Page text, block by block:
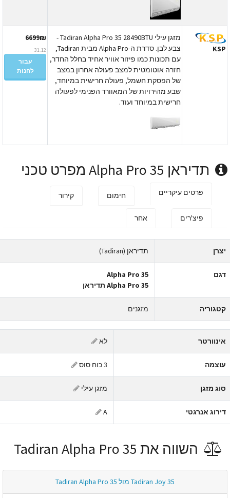
מזגן עילי Tadiran Alpha Pro 35 28490BTU -
צבע לבן. סדרת ה-Alpha Pro מבית Tadiran,
עם תכונות כמו פיזור אוויר אחיד בחלל החדר,
חזרה אוטומטית למצב פעולה אחרון במצב
של הפסקת חשמל, פעולה חרישית במיוחד,
שבע מהירויות של המאוורר הפנימי לפעולה
חרישית במיוחד ועוד.
6699₪
31.12
עבור
לחנות
תדיראן Alpha Pro 35 מפרט טכני
פרטים עיקריים חימום קירור
פיצ'רים אחר
תדיראן (Tadiran)
Alpha Pro 35
Alpha Pro 35 תדיראן
מזגנים
לא
מזגן מזגן עילי
אנרגטי
השווה את Tadiran Alpha Pro 35
Tadiran Joy 35 מול Tadiran Alpha Pro 35